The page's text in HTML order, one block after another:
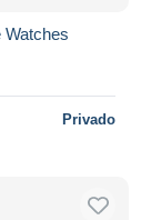
Watches
Privado